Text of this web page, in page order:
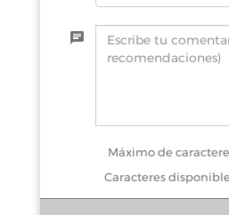
Máximo de
Caracteres